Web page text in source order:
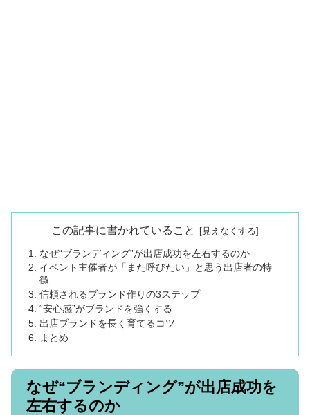
この記事に書かれていること
なぜ“ブランディング”が出店成功を左右するのか
イベント主催者が「また呼びたい」と思う出店者の特
徴
信頼されるブランド作りの3ステップ
“安心感”がブランドを強くする
出店ブランドを長く育てるコツ
まとめ
なぜ“ブランディング”が出店成功を
左右するのか